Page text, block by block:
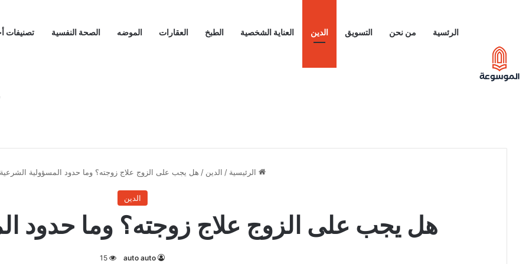
الرئسية من نحن التسويق الدين العناية الشخصية الطبخ العقارات الموضه الصحة النفسية تصنيفات
الرئيسية / الدين / هل يجب على الزوج علاج زوجته؟ وما حدود المسؤولية الشرعية
الدين
هل يجب على الزوج علاج زوجته؟ وما حدود
auto auto
15